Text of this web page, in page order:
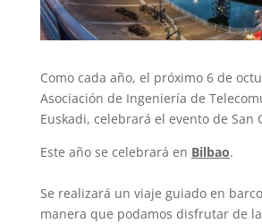
Como cada año, el próximo 6 de
Asociación de Ingeniería de
Euskadi, celebrará el evento de San
Este año se celebrará en Bilbao.
Se realizará un viaje guiado en
manera que podamos disfrutar de